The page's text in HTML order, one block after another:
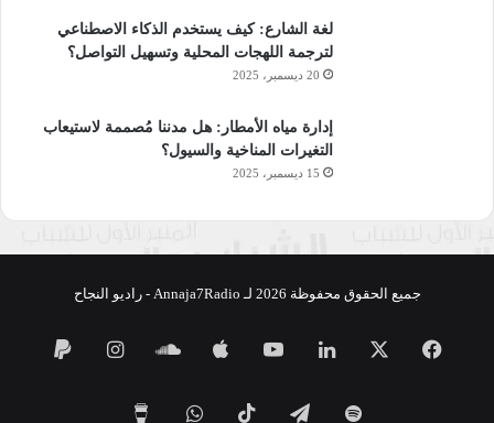
لغة الشارع: كيف يستخدم الذكاء الاصطناعي
لترجمة اللهجات المحلية وتسهيل التواصل؟
20 ديسمبر، 2025
إدارة مياه الأمطار: هل مدننا مُصممة لاستيعاب
التغيرات المناخية والسيول؟
15 ديسمبر، 2025
جميع الحقوق محفوظة 2026 لـ Annaja7Radio - راديو النجاح
فيسبوك لينكدإن‫YouTube ساوند
كلاود
انستقرام
‏Paypal
‏Spotify تيلقرام ‫TikTokواتساب